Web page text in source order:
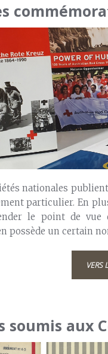
nationales
particulier. En
le point de vue
possède un certain
VERS
soumis aux